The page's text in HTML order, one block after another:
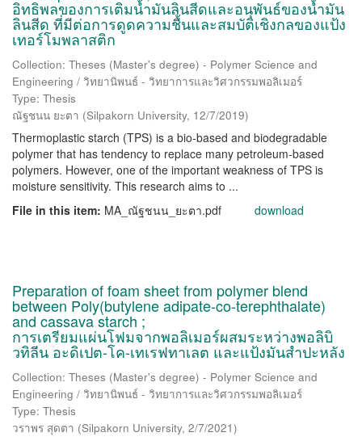
อิทธิพลของการเติมน้ำมันลินสีดและอนุพันธ์ของน้ำมัน
ลินสีด ที่มีต่อการดูดความชื้นและสมบัติเชิงกลของแป้ง
เทอร์โมพลาสติก
Collection: Theses (Master's degree) - Polymer Science and
Engineering / วิทยานิพนธ์ - วิทยาการและวิศวกรรมพอลิเมอร์
Type: Thesis
ณัฐชนน ยะตา (Silpakorn University, 12/7/2019)
Thermoplastic starch (TPS) is a bio-based and biodegradable
polymer that has tendency to replace many petroleum-based
polymers. However, one of the important weakness of TPS is
moisture sensitivity. This research aims to ...
File in this item: MA_ณัฐชนน_ยะตา.pdf download
Preparation of foam sheet from polymer blend
between Poly(butylene adipate-co-terephthalate)
and cassava starch ;
การเตรียมแผ่นโฟมจากพอลิเมอร์ผสมระหว่างพอลิบิ
วทิลีน อะดิเปต-โค-เทเรฟทาเลต และแป้งมันสำปะหลัง
Collection: Theses (Master's degree) - Polymer Science and
Engineering / วิทยานิพนธ์ - วิทยาการและวิศวกรรมพอลิเมอร์
Type: Thesis
วราพร สุดตา (Silpakorn University, 2/7/2021)